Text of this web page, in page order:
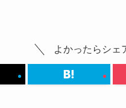
よかったらシェ